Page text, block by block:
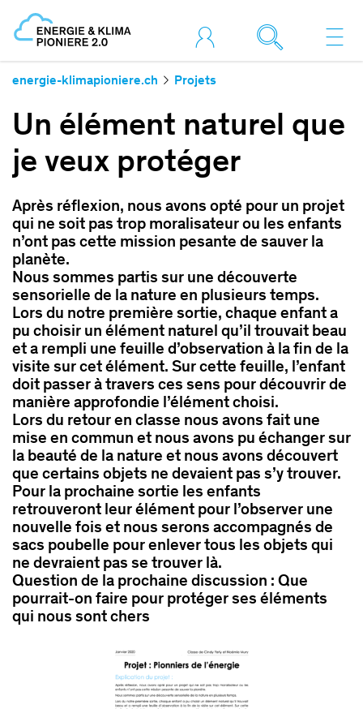
energie-klimapioniere.ch Projets
Un élément naturel que
je veux protéger
Après réflexion, nous avons opté pour un projet
qui ne soit pas trop moralisateur ou les enfants
n’ont pas cette mission pesante de sauver la
planète.
Nous sommes partis sur une découverte
sensorielle de la nature en plusieurs temps.
Lors du notre première sortie, chaque enfant a
pu choisir un élément naturel qu’il trouvait beau
et a rempli une feuille d’observation à la fin de la
visite sur cet élément. Sur cette feuille, l’enfant
doit passer à travers ces sens pour découvrir de
manière approfondie l’élément choisi.
Lors du retour en classe nous avons fait une
mise en commun et nous avons pu échanger sur
la beauté de la nature et nous avons découvert
que certains objets ne devaient pas s’y trouver.
Pour la prochaine sortie les enfants
retrouveront leur élément pour l’observer une
nouvelle fois et nous serons accompagnés de
sacs poubelle pour enlever tous les objets qui
ne devraient pas se trouver là.
Question de la prochaine discussion : Que
pourrait-on faire pour protéger ses éléments
qui nous sont chers